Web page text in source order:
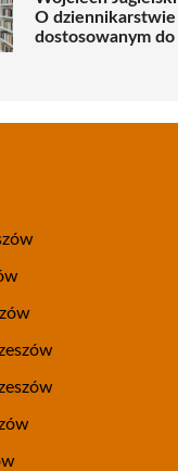
O dziennikarstwie
dostosowanym do